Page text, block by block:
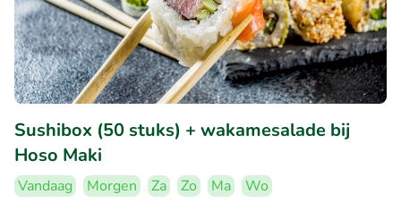
Sushibox (50 stuks) + wakamesalade bij
Hoso Maki
Vandaag Morgen Za Zo Ma
Wo